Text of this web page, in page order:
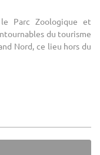
Parc Zoologique et
du tourisme
Nord, ce lieu hors du